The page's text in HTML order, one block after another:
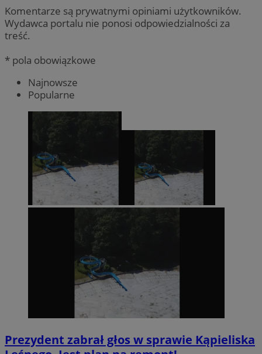
Komentarze są prywatnymi opiniami użytkowników.
Wydawca portalu nie ponosi odpowiedzialności za
treść.
* pola obowiązkowe
Najnowsze
Popularne
Prezydent zabrał głos w sprawie Kąpieliska